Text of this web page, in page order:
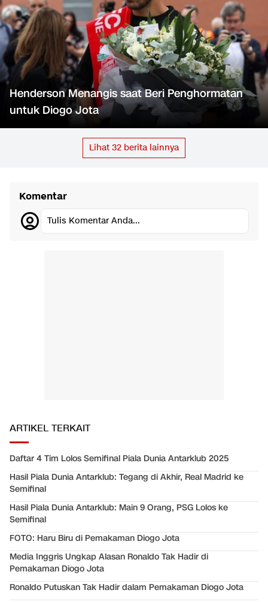
Henderson Menangis saat Beri Penghormatan
untuk Diogo Jota
Lihat 32 berita lainnya
Komentar
Tulis Komentar Anda...
ARTIKEL TERKAIT
Daftar 4 Tim Lolos Semifinal Piala Dunia Antarklub 2025
Hasil Piala Dunia Antarklub: Tegang di Akhir, Real Madrid ke
Semifinal
Hasil Piala Dunia Antarklub: Main 9 Orang, PSG Lolos ke
Semifinal
FOTO: Haru Biru di Pemakaman Diogo Jota
Media Inggris Ungkap Alasan Ronaldo Tak Hadir di
Pemakaman Diogo Jota
Ronaldo Putuskan Tak Hadir dalam Pemakaman Diogo Jota